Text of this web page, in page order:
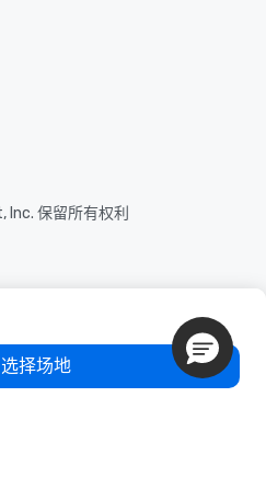
选择场地
保留所有权利